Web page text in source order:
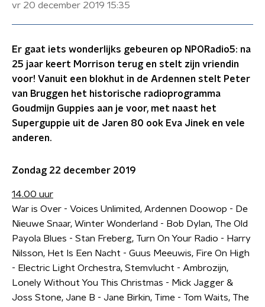
vr 20 december 2019 15:35
Er gaat iets wonderlijks gebeuren op NPORadio5: na
25 jaar keert Morrison terug en stelt zijn vriendin
voor! Vanuit een blokhut in de Ardennen stelt Peter
van Bruggen het historische radioprogramma
Goudmijn Guppies aan je voor, met naast het
Superguppie uit de Jaren 80 ook Eva Jinek en vele
anderen.
Zondag 22 december 2019
14.00 uur
War is Over - Voices Unlimited, Ardennen Doowop - De
Nieuwe Snaar, Winter Wonderland - Bob Dylan, The Old
Payola Blues - Stan Freberg, Turn On Your Radio - Harry
Nilsson, Het Is Een Nacht - Guus Meeuwis, Fire On High
- Electric Light Orchestra, Stemvlucht - Ambrozijn,
Lonely Without You This Christmas - Mick Jagger &
Joss Stone, Jane B - Jane Birkin, Time - Tom Waits, The